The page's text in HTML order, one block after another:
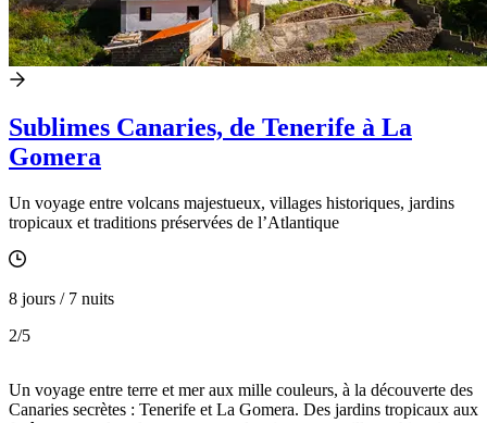
Sublimes Canaries, de Tenerife à La
Gomera
Un voyage entre volcans majestueux, villages historiques, jardins
tropicaux et traditions préservées de l’Atlantique
8 jours / 7 nuits
2/5
Un voyage entre terre et mer aux mille couleurs, à la découverte des
Canaries secrètes : Tenerife et La Gomera. Des jardins tropicaux aux